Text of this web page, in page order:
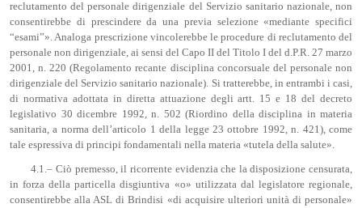
reclutamento del personale dirigenziale del Servizio sanitario nazionale, non
consentirebbe di prescindere da una previa selezione «mediante specifici
“esami”». Analoga prescrizione vincolerebbe le procedure di reclutamento del
personale non dirigenziale, ai sensi del Capo II del Titolo I del d.P.R. 27 marzo
2001, n. 220 (Regolamento recante disciplina concorsuale del personale non
dirigenziale del Servizio sanitario nazionale). Si tratterebbe, in entrambi i casi,
di normativa adottata in diretta attuazione degli artt. 15 e 18 del decreto
legislativo 30 dicembre 1992, n. 502 (Riordino della disciplina in materia
sanitaria, a norma dell’articolo 1 della legge 23 ottobre 1992, n. 421), come
tale espressiva di principi fondamentali nella materia «tutela della salute».
4.1.– Ciò premesso, il ricorrente evidenzia che la disposizione censurata,
in forza della particella disgiuntiva «o» utilizzata dal legislatore regionale,
consentirebbe alla ASL di Brindisi «di acquisire ulteriori unità di personale»